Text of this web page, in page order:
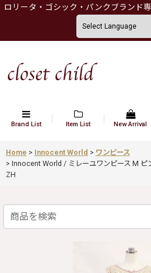
ロリータ・ゴシック・パンクブランド
Brand List Item List New Arrival
Home > Innocent World > ワンピース
> Innocent World / ミレーユワンピース M ピ
ZH